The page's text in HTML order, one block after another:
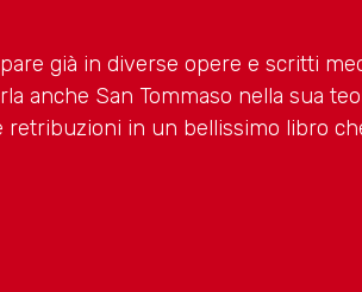
già in diverse opere e scritti
anche San Tommaso nella sua
in un bellissimo libro